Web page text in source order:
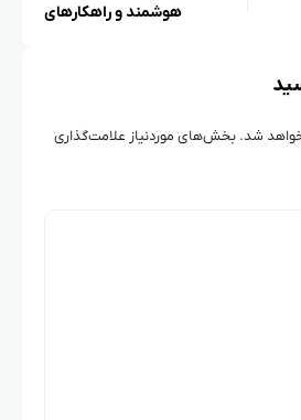
هوشمند و راهکارهای
شد. بخش‌های موردنیاز علامت‌گذاری